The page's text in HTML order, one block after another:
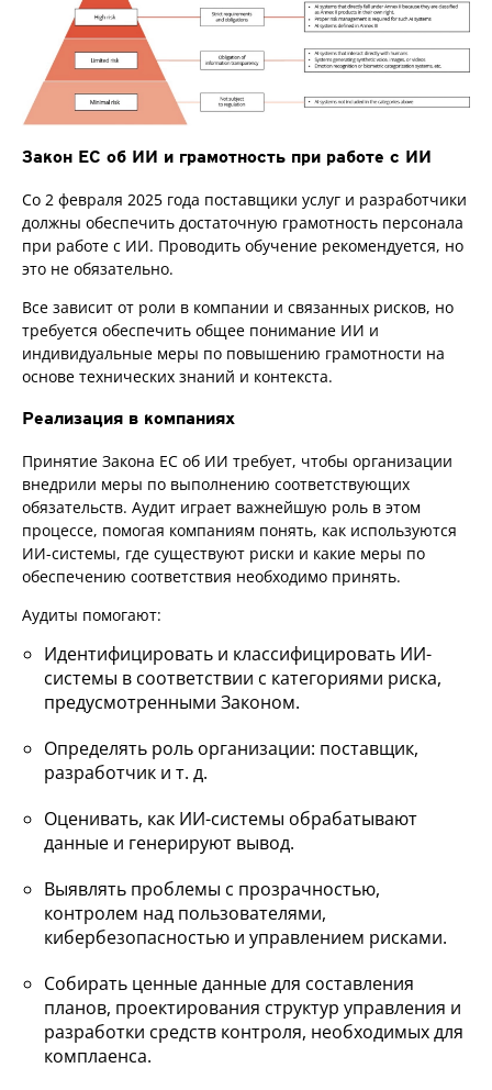
Закон ЕС об ИИ и грамотность при работе с ИИ
Со 2 февраля 2025 года поставщики услуг и разработчики
должны обеспечить достаточную грамотность персонала
при работе с ИИ. Проводить обучение рекомендуется, но
это не обязательно.
Все зависит от роли в компании и связанных рисков, но
требуется обеспечить общее понимание ИИ и
индивидуальные меры по повышению грамотности на
основе технических знаний и контекста.
Реализация в компаниях
Принятие Закона ЕС об ИИ требует, чтобы организации
внедрили меры по выполнению соответствующих
обязательств. Аудит играет важнейшую роль в этом
процессе, помогая компаниям понять, как используются
ИИ-системы, где существуют риски и какие меры по
обеспечению соответствия необходимо принять.
Аудиты помогают:
Идентифицировать и классифицировать ИИ-
системы в соответствии с категориями риска,
предусмотренными Законом.
Определять роль организации: поставщик,
разработчик и т. д.
Оценивать, как ИИ-системы обрабатывают
данные и генерируют вывод.
Выявлять проблемы с прозрачностью,
контролем над пользователями,
кибербезопасностью и управлением рисками.
Собирать ценные данные для составления
планов, проектирования структур управления и
разработки средств контроля, необходимых для
комплаенса.